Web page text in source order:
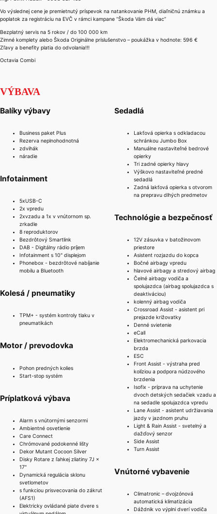
Vo výslednej cene je premietnutý príspevok na natankovanie PHM, diaľničnú známku a
poplatok za registráciu na EVČ v rámci kampane “Škoda Vám dá viac”
Bezplatný servis na 5 rokov / do 100 000 km
Zimné komplety alebo Škoda Originálne príslušenstvo – poukážka v hodnote: 596 €
Zľavy a benefity platia do odvolania!!!
Octavia Combi
VÝBAVA
Balíky výbavy
Business paket Plus
Rezerva neplnohodnotná
zdvihák
náradie
Infotainment
5xUSB-C
2x vpredu
2xvzadu a 1x v vnútornom sp.
zrkadle
8 reproduktorov
Bezdrôtový Smartlink
DAB - Digitálny rádio príjem
Infotainment s 10" displejom
Phonebox - bezdrôtové nabíjanie
mobilu a Bluetooth
Kolesá / pneumatiky
TPM+ - systém kontroly tlaku v
pneumatikách
Motor / prevodovka
Pohon predných kolies
Start-stop systém
Príplatková výbava
Alarm s vnútornými senzormi
Ambientné osvetlenie
Care Connect
Chrómované podokenné lišty
Dekor Mutant Cocoon Silver
Disky Rotare z ľahkej zliatiny 7J ×
17"
Dynamická regulácia sklonu
svetlometov
s funkciou prisvecovania do zákrut
(AFS1)
Elektricky ovládané piate dvere s
Sedadlá
Lakťová opierka s odkladacou
schránkou Jumbo Box
Manuálne nastaviteľné bedrové
opierky
Tri zadné opierky hlavy
Výškovo nastaviteľné predné
sedadlá
Zadná lakťová opierka s otvorom
na prepravu dlhých predmetov
Technológie a bezpečnosť
12V zásuvka v batožinovom
priestore
Asistent rozjazdu do kopca
Bočné airbagy vpredu
hlavové airbagy a stredový airbag
Čelné airbagy vodiča a
spolujazdca (airbag spolujazdca s
deaktiváciou)
kolenný airbag vodiča
Crossroad Assist - asistent pri
prejazde križovatky
Denné svietenie
eCall
Elektromechanická parkovacia
brzda
ESC
Front Assist - výstraha pred
kolíziou a podpora núdzového
brzdenia
Isofix - príprava na uchytenie
dvoch detských sedačiek vzadu a
na sedadle spolujazdca vpredu
Lane Assist - asistent udržiavania
jazdy v jazdnom pruhu
Light & Rain Assist - svetelný a
dažďový senzor
Side Assist
Turn Assist
Vnútorné vybavenie
Climatronic – dvojzónová
automatická klimatizácia
Dáždnik vo výplni dverí vodiča